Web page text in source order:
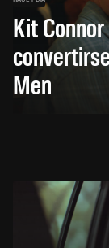
Kit
Men